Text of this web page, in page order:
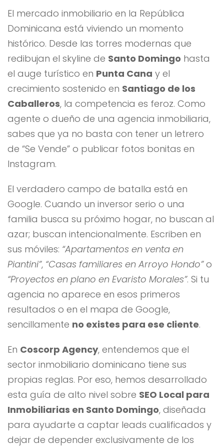
El mercado inmobiliario en la República
Dominicana está viviendo un momento
histórico. Desde las torres modernas que
redibujan el skyline de Santo Domingo hasta
el auge turístico en Punta Cana y el
crecimiento sostenido en Santiago de los
Caballeros, la competencia es feroz. Como
agente o dueño de una agencia inmobiliaria,
sabes que ya no basta con tener un letrero
de “Se Vende” o publicar fotos bonitas en
Instagram.
El verdadero campo de batalla está en
Google. Cuando un inversor serio o una
familia busca su próximo hogar, no buscan al
azar; buscan intencionalmente. Escriben en
sus móviles: “Apartamentos en venta en
Piantini”, “Casas familiares en Arroyo Hondo”o
“Proyectos en plano en Evaristo Morales”. Si tu
agencia no aparece en esos primeros
resultados o en el mapa de Google,
sencillamente no existes para ese cliente.
En Coscorp Agency, entendemos que el
sector inmobiliario dominicano tiene sus
propias reglas. Por eso, hemos desarrollado
esta guía de alto nivel sobre SEO Local para
Inmobiliarias en Santo Domingo, diseñada
para ayudarte a captar leads cualificados y
dejar de depender exclusivamente de los